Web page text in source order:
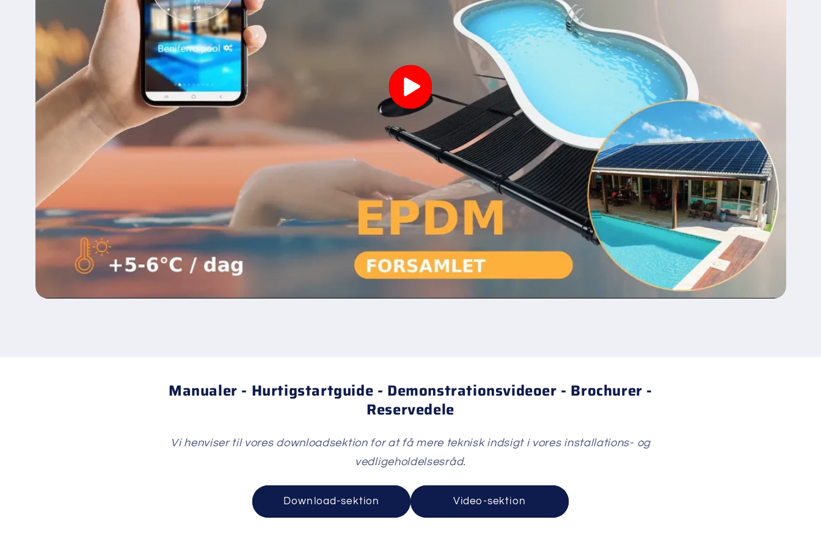
Manualer - Hurtigstartguide - Demonstrationsvideoer - Brochurer -
Reservedele
Vi henviser til vores downloadsektion for at få mere teknisk indsigt i vores installations- og
vedligeholdelsesråd.
Download-sektion Video-sektion